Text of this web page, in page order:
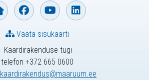
Kaardirakenduse tugi
telefon +372 665 0600
kaardirakendus@maaruum.ee
Vaata sisukaarti